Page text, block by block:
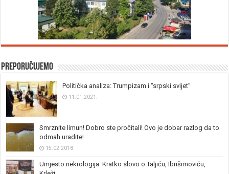
Preporučujemo
Politička analiza: Trumpizam i “srpski svijet”
11.01.2021.
Smrznite limun! Dobro ste pročitali! Ovo je dobar razlog da to
odmah uradite!
15.02.2018.
Umjesto nekrologija: Kratko slovo o Taljiću, Ibrišimoviću,